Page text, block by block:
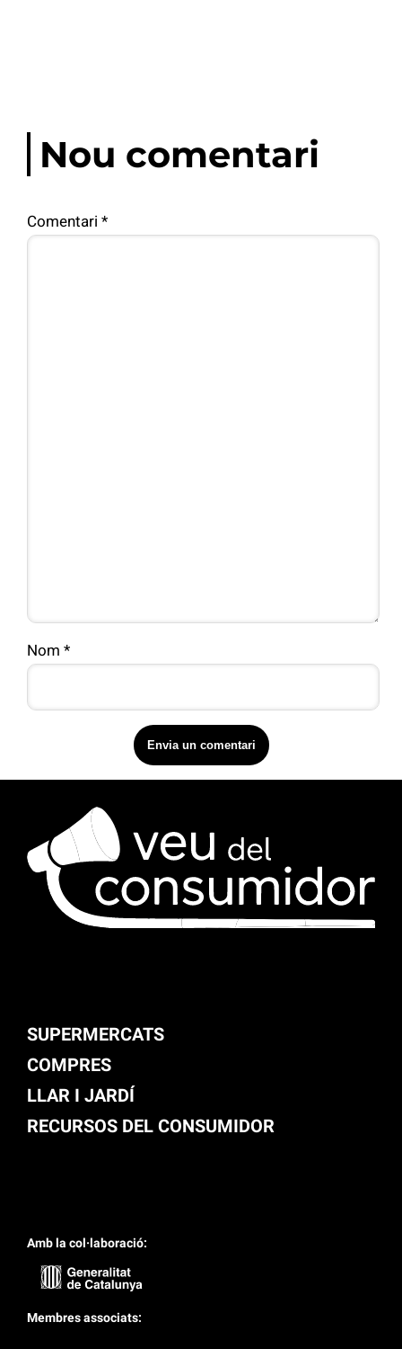
Nou comentari
Comentari *
Nom *
SUPERMERCATS
COMPRES
LLAR I JARDÍ
RECURSOS DEL CONSUMIDOR
Amb la col·laboració:
Membres associats: